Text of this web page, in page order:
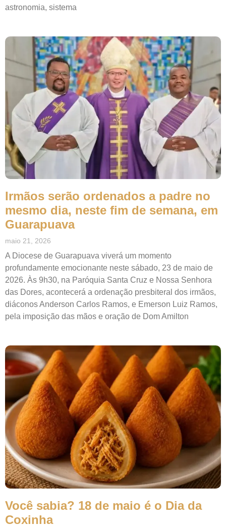
astronomia, sistema
Irmãos serão ordenados a padre no
mesmo dia, neste fim de semana, em
Guarapuava
maio 21, 2026
A Diocese de Guarapuava viverá um momento
profundamente emocionante neste sábado, 23 de maio de
2026. Às 9h30, na Paróquia Santa Cruz e Nossa Senhora
das Dores, acontecerá a ordenação presbiteral dos irmãos,
diáconos Anderson Carlos Ramos, e Emerson Luiz Ramos,
pela imposição das mãos e oração de Dom Amilton
Você sabia? 18 de maio é o Dia da
Coxinha